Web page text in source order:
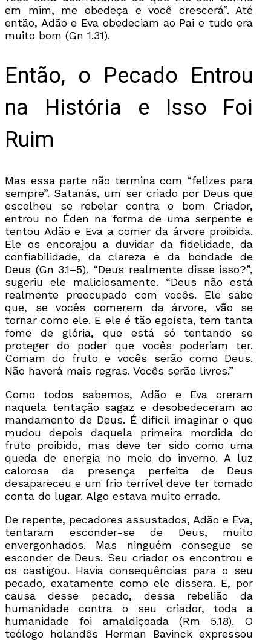
em mim, me obedeça e você crescerá”. Até
então, Adão e Eva obedeciam ao Pai e tudo era
muito bom (Gn 1.31).
Então, o Pecado Entrou
na História e Isso Foi
Ruim
Mas essa parte não termina com “felizes para
sempre”. Satanás, um ser criado por Deus que
escolheu se rebelar contra o bom Criador,
entrou no Éden na forma de uma serpente e
tentou Adão e Eva a comer da árvore proibida.
Ele os encorajou a duvidar da fidelidade, da
confiabilidade, da clareza e da bondade de
Deus (Gn 3.1–5). “Deus realmente disse isso?”,
sugeriu ele maliciosamente. “Deus não está
realmente preocupado com vocês. Ele sabe
que, se vocês comerem da árvore, vão se
tornar como ele. E ele é tão egoísta, tem tanta
fome de glória, que está só tentando se
proteger do poder que vocês poderiam ter.
Comam do fruto e vocês serão como Deus.
Não haverá mais regras. Vocês serão livres.”
Como todos sabemos, Adão e Eva creram
naquela tentação sagaz e desobedeceram ao
mandamento de Deus. É difícil imaginar o que
mudou depois daquela primeira mordida do
fruto proibido, mas deve ter sido como uma
queda de energia no meio do inverno. A luz
calorosa da presença perfeita de Deus
desapareceu e um frio terrível deve ter tomado
conta do lugar. Algo estava muito errado.
De repente, pecadores assustados, Adão e Eva,
tentaram esconder-se de Deus, muito
envergonhados. Mas ninguém consegue se
esconder de Deus. Seu criador os encontrou e
os castigou. Havia consequências para o seu
pecado, exatamente como ele dissera. E, por
causa desse pecado, dessa rebelião da
humanidade contra o seu criador, toda a
humanidade foi amaldiçoada (Rm 5.18). O
teólogo holandês Herman Bavinck expressou